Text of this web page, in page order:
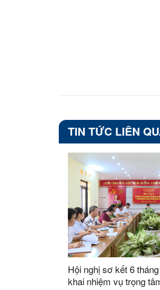
TIN TỨC LIÊN
Hội nghị sơ kết 6
khai nhiệm vụ trọng